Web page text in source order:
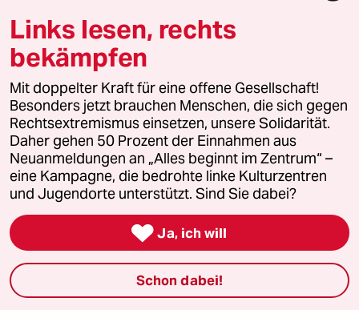
L LittleRedRooster
08.02.2020,13:06 Uhr
"Dachten Sie wirklich, Ramelow hätte ein
solches Wahlverhalten der AfD nicht
vorausgesehen?" (R. Fissner)
Genau! Wo der doch seine jeweiligen
politischen Schritte mit einer berüchtigten
russischen Astrologin und
Wünschelrutengängerin exakt abstimmt. Weiß
doch Jeder!
Rudolf Fissner
Links lesen, rechts
bekämpfen
Mit doppelter Kraft für eine offene Gesellschaft!
Besonders jetzt brauchen Menschen, die sich gegen
Rechtsextremismus einsetzen, unsere Solidarität.
Daher gehen 50 Prozent der Einnahmen aus
Neuanmeldungen an „Alles beginnt im Zentrum“ –
eine Kampagne, die bedrohte linke Kulturzentren
und Jugendorte unterstützt. Sind Sie dabei?
 Ja, ich will
Schon dabei!